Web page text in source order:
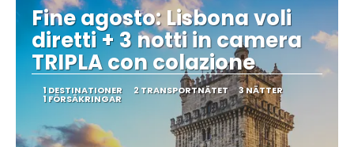
Fine agosto: Lisbona voli
diretti + 3 notti in camera
TRIPLA con colazione
1 DESTINATIONER 2 TRANSPORTNÄTET 3 NÄTTER
1 FÖRSÄKRINGAR